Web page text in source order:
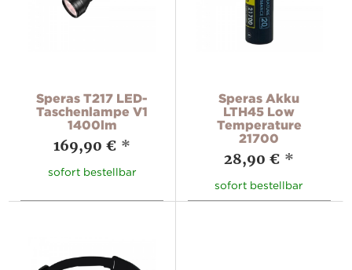
Speras T217 LED-
Taschenlampe V1
1400lm
169,90 € *
sofort bestellbar
Speras Akku
LTH45 Low
Temperature
21700
28,90 € *
sofort bestellbar